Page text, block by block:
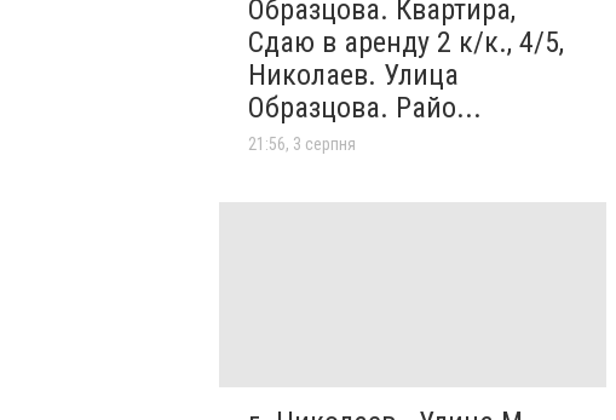
Образцова. Квартира,
Сдаю в аренду 2 к/к., 4/5,
Николаев. Улица
Образцова. Райо...
21:56, 3 серпня